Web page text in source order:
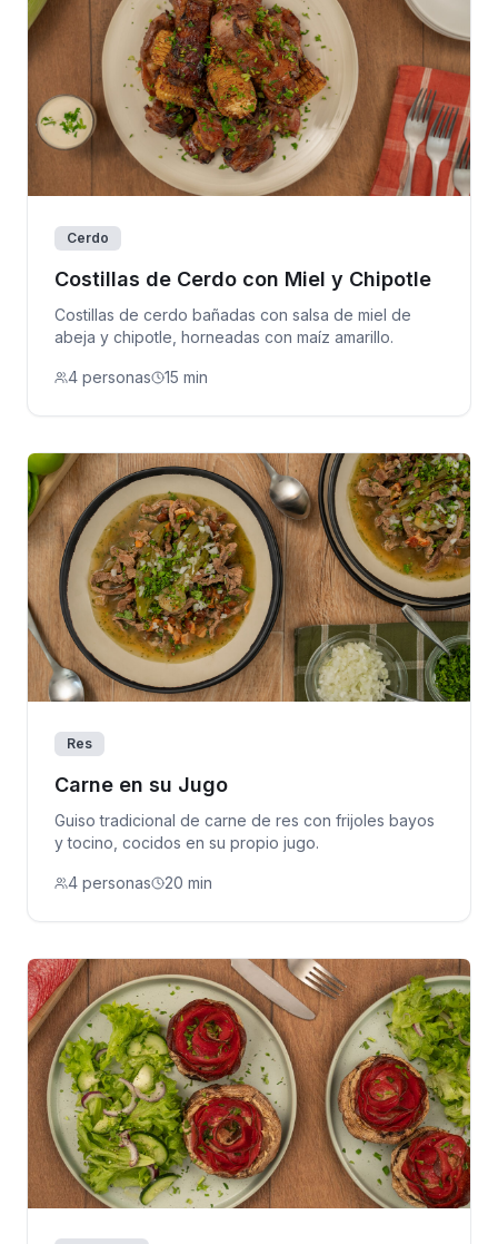
Cerdo
Costillas de Cerdo con Miel y Chipotle
Costillas de cerdo bañadas con salsa de miel de
abeja y chipotle, horneadas con maíz amarillo.
4 personas 15 min
Res
Carne en su Jugo
Guiso tradicional de carne de res con frijoles bayos
y tocino, cocidos en su propio jugo.
4 personas 20 min